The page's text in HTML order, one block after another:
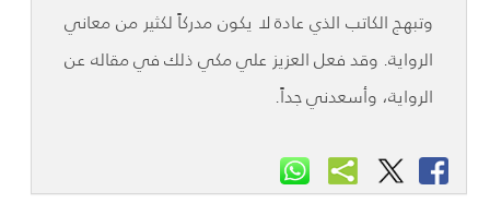
وتبهج الكاتب الذي عادة لا يكون مدركاً لكثير من معاني
الرواية. وقد فعل العزيز علي مكي ذلك في مقاله عن
الرواية، وأسعدني جداً.